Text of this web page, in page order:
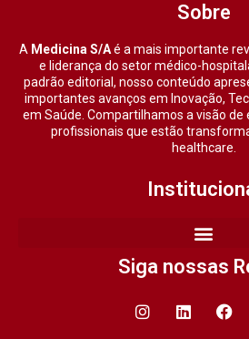
Sobre
A Medicina S/Aé a mais importante
e liderança do setor médico-
padrão editorial, nosso conteúdo
importantes avanços em Inovação,
em Saúde. Compartilhamos a visão de
profissionais que estão
healthcare.
Siga nossas